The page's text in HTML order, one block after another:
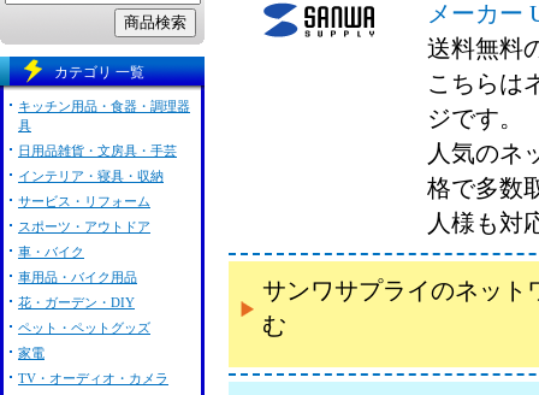
メーカー
送料無料
こちらは
ジです。
人気のネ
格で多数
人様も対
サンワサプライのネット
む
カテゴリ 一覧
キッチン用品・食器・調理器
具
日用品雑貨・文房具・手芸
インテリア・寝具・収納
サービス・リフォーム
スポーツ・アウトドア
車・バイク
車用品・バイク用品
花・ガーデン・DIY
ペット・ペットグッズ
家電
TV・オーディオ・カメラ